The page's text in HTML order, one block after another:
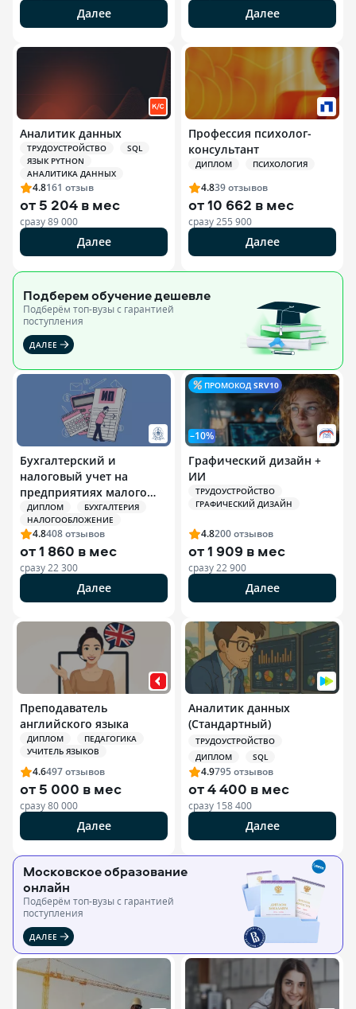
Далее Далее
Аналитик данных
ТРУДОУСТРОЙСТВО
SQL
ЯЗЫК PYTHON
АНАЛИТИКА ДАННЫХ
4.8161 отзыв
от 5 204 в мес
сразу89 000
Далее
Профессия психолог-
консультант
ДИПЛОМ ПСИХОЛОГИЯ
4.839отзывов
от10 662 в мес
сразу 255 900
Далее
Подберем обучениедешевле
Подберём топ-вузы c гарантией
поступления
ДАЛЕЕ
Бухгалтерский и
налоговый учет на
предприятиях малого
бизнеса и
индивидуальных
предпринимателей (ИП)
ДИПЛОМ
БУХГАЛТЕРИЯ
НАЛОГООБЛОЖЕНИЕ
4.8408отзывов
от1 860 в мес
сразу 22 300
Далее
ПРОМОКОД SRV10
–10%
Графический дизайн +
ИИ
ТРУДОУСТРОЙСТВО
ГРАФИЧЕСКИЙ ДИЗАЙН
4.8200отзывов
от1 909 в мес
сразу 22 900
Далее
Преподаватель
английского языка
ДИПЛОМ
ПЕДАГОГИКА
УЧИТЕЛЬ ЯЗЫКОВ
4.6497отзывов
от 5 000 в мес
сразу80 000
Далее
Аналитик данных
(Стандартный)
ТРУДОУСТРОЙСТВО
ДИПЛОМ
SQL
4.9795отзывов
от4 400 в мес
сразу 158 400
Далее
Московское образование
онлайн
Подберём топ-вузы c гарантией
поступления
ДАЛЕЕ